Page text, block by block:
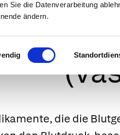
Sie die Datenverarbeitung
ändern.
die die